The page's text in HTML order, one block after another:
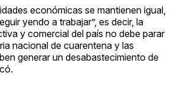
económicas se mantienen igual,
yendo a trabajar”, es decir, la
y comercial del país no debe parar
nacional de cuarentena y las
generar un desabastecimiento de